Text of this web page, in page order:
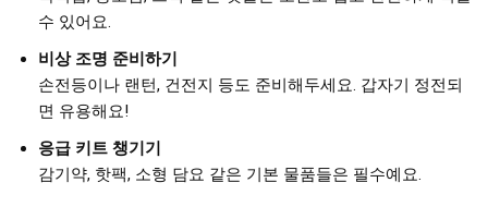
수 있어요.
비상 조명 준비하기
손전등이나 랜턴, 건전지 등도 준비해두세요. 갑자기 정전되
면 유용해요!
응급 키트 챙기기
감기약, 핫팩, 소형 담요 같은 기본 물품들은 필수예요.